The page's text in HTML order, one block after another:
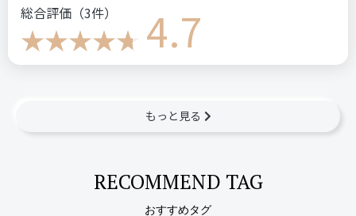
総合評価（3件） 4.7
もっと見る
RECOMMEND TAG
おすすめタグ